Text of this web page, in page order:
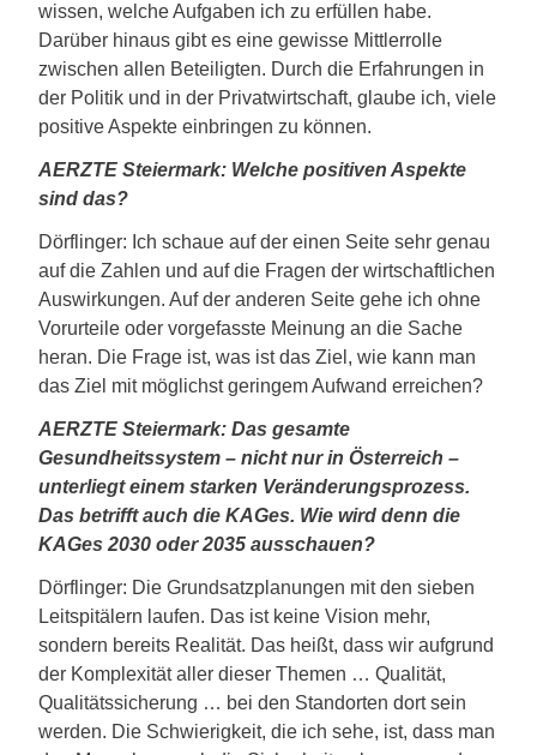
wissen, welche Aufgaben ich zu erfüllen habe.
Darüber hinaus gibt es eine gewisse Mittlerrolle
zwischen allen Beteiligten. Durch die Erfahrungen in
der Politik und in der Privatwirtschaft, glaube ich, viele
positive Aspekte einbringen zu können.
AERZTE Steiermark: Welche positiven Aspekte
sind das?
Dörflinger: Ich schaue auf der einen Seite sehr genau
auf die Zahlen und auf die Fragen der wirtschaftlichen
Auswirkungen. Auf der anderen Seite gehe ich ohne
Vorurteile oder vorgefasste Meinung an die Sache
heran. Die Frage ist, was ist das Ziel, wie kann man
das Ziel mit möglichst geringem Aufwand erreichen?
AERZTE Steiermark: Das gesamte
Gesundheitssystem – nicht nur in Österreich –
unterliegt einem starken Veränderungsprozess.
Das betrifft auch die KAGes. Wie wird denn die
KAGes 2030 oder 2035 ausschauen?
Dörflinger: Die Grundsatzplanungen mit den sieben
Leitspitälern laufen. Das ist keine Vision mehr,
sondern bereits Realität. Das heißt, dass wir aufgrund
der Komplexität aller dieser Themen … Qualität,
Qualitätssicherung … bei den Standorten dort sein
werden. Die Schwierigkeit, die ich sehe, ist, dass man